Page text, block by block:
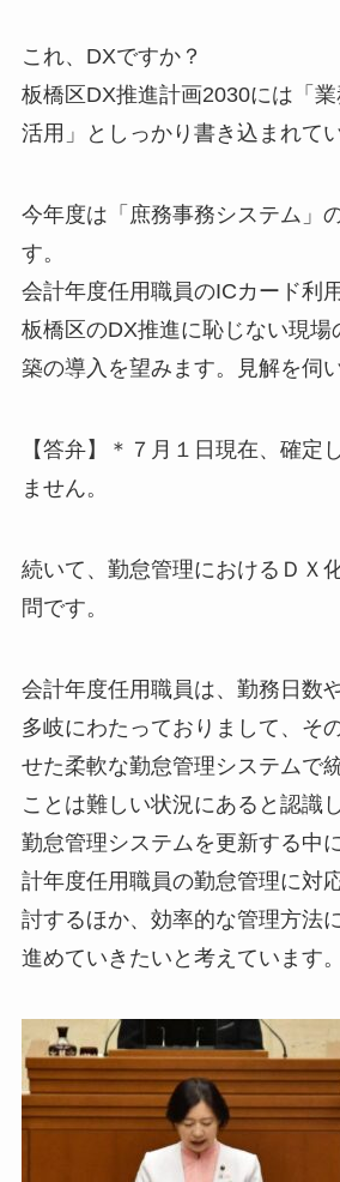
これ、 DXですか？
板橋区 DX推進計画2030には「
活用」としっかり書き込まれてい
今年度は「庶務事務システム」
す。
会計年度任用職員のICカード利
板橋区のDX推進に恥じない現場
築の導入を望みます。見解を伺い
【答弁】＊７月１日現在、確定
ません。
続いて、勤怠管理におけるＤＸ
問です。
会計年度任用職員は、勤務日数
多岐にわたっておりまして、そ
せた柔軟な勤怠管理システムで
ことは難しい状況にあると認識
勤怠管理システムを更新する中
計年度任用職員の勤怠管理に対
討するほか、効率的な管理方法
進めていきたいと考えています。